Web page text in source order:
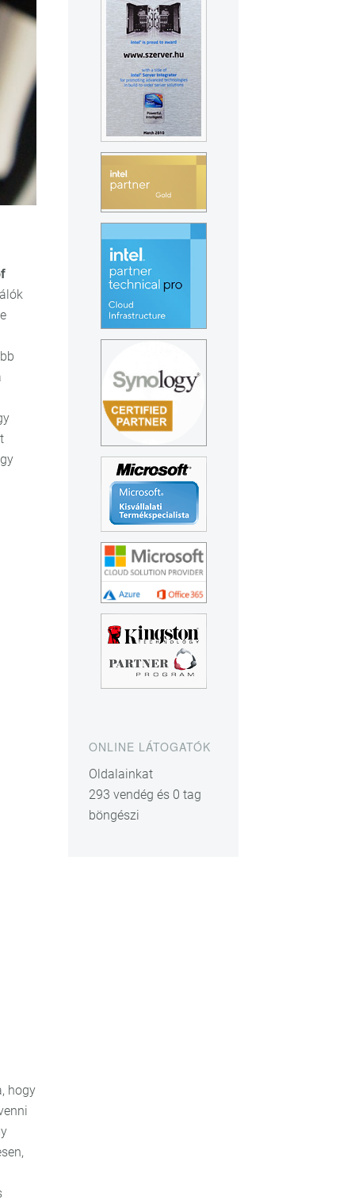
hogy
ONLINE LÁTOGATÓK
Oldalainkat
293 vendég és 0 tag
böngészi